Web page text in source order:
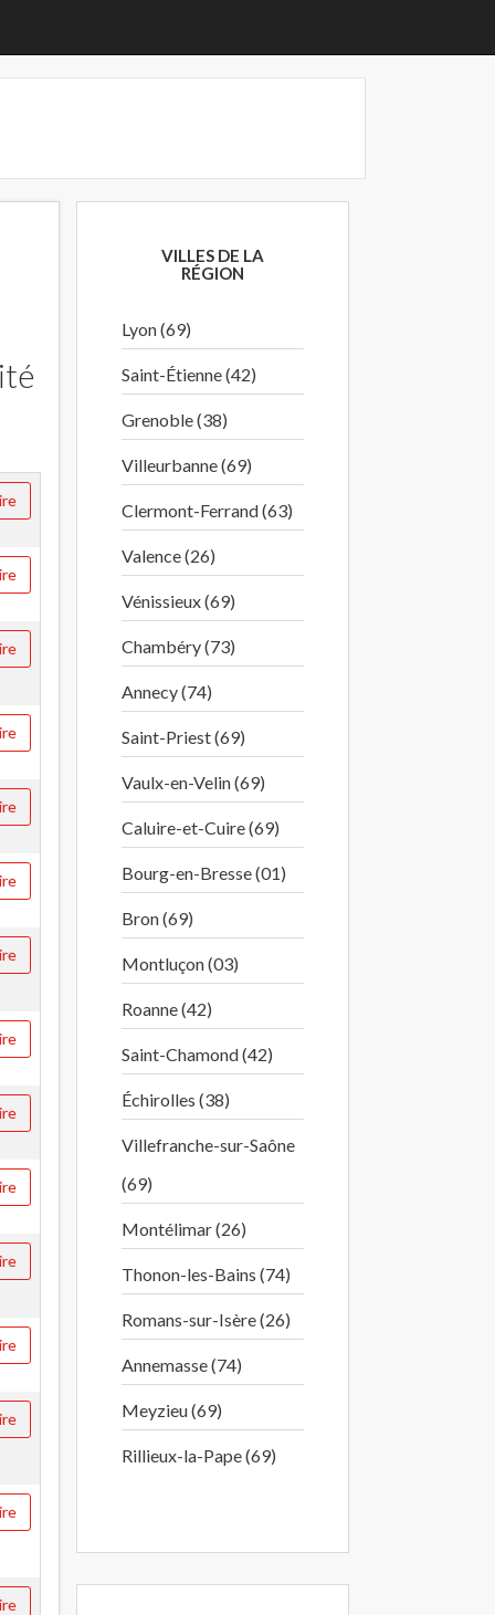
VILLES DE LA
RÉGION
Lyon (69)
Saint-Étienne (42)
Grenoble (38)
Villeurbanne (69)
Clermont-Ferrand (63)
Valence (26)
Vénissieux (69)
Chambéry (73)
Annecy (74)
Saint-Priest (69)
Vaulx-en-Velin (69)
Caluire-et-Cuire (69)
Bourg-en-Bresse (01)
Bron (69)
Montluçon (03)
Roanne (42)
Saint-Chamond (42)
Échirolles (38)
Villefranche-sur-Saône
(69)
Montélimar (26)
Thonon-les-Bains (74)
Romans-sur-Isère (26)
Annemasse (74)
Meyzieu (69)
Rillieux-la-Pape (69)